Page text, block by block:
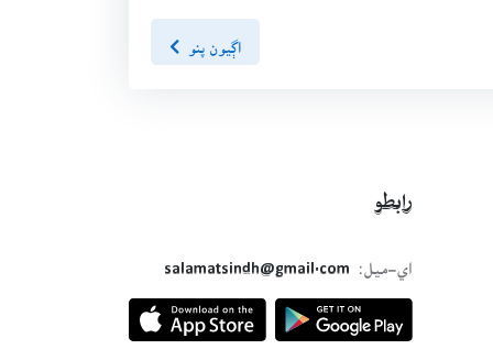
اڳيون پنو
رابطو
اي-ميل:
salamatsindh@gmail.com